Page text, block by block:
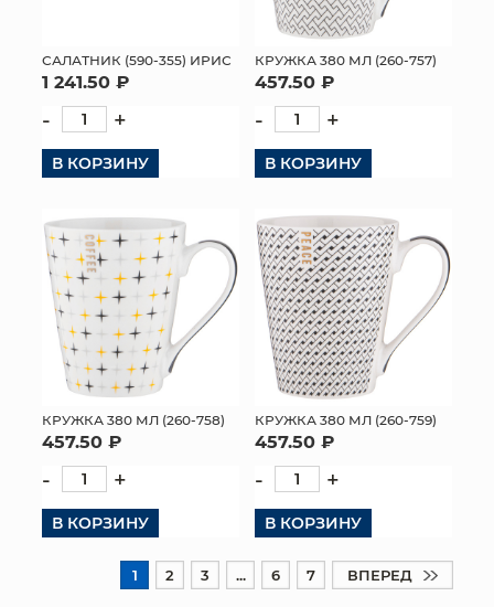
САЛАТНИК (590-355) ИРИС
1 241.50 ₽
- +
В КОРЗИНУ
КРУЖКА 380 МЛ (260-757)
457.50 ₽
- +
В КОРЗИНУ
КРУЖКА 380 МЛ (260-758)
457.50 ₽
- +
В КОРЗИНУ
КРУЖКА 380 МЛ (260-759)
457.50 ₽
- +
В КОРЗИНУ
1 2 3 ... 6 7 ВПЕРЕД